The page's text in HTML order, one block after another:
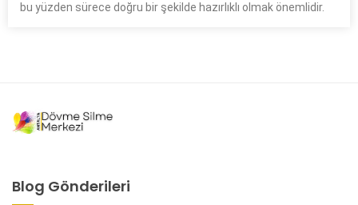
bu yüzden sürece doğru bir şekilde hazırlıklı olmak önemlidir.
Blog Gönderileri